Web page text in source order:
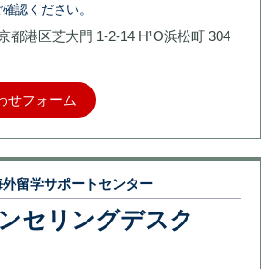
認ください。
港区芝大門 1-2-14 H¹O浜松町 304
せフォーム
留学サポートセンター
セリングデスク